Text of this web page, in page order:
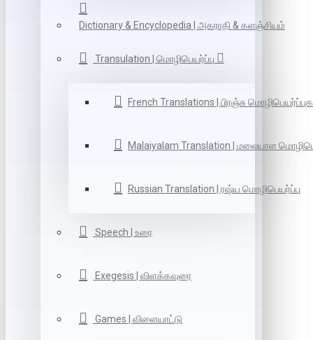
Dictionary & Encyclopedia | அகராதி & களஞ்சியம்
Transulation | மொழிபெயர்ப்பு
French Translations | பிரஞ்சு
Malaiyalam Translation | மலையாள
Russian Translation | ரஷ்ய மொழிபெயர்ப்பு
Speech | உரை
Exegesis | விளக்கவுரை
Games | விளையாட்டு